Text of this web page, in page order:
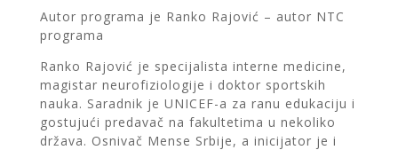
Autor programa je Ranko Rajović – autor NTC
programa
Ranko Rajović je specijalista interne medicine,
magistar neurofiziologije i doktor sportskih
nauka. Saradnik je UNICEF-a za ranu edukaciju i
gostujući predavač na fakultetima u nekoliko
država. Osnivač Mense Srbije, a inicijator je i